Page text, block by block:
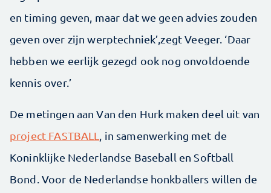
en timing geven, maar dat we geen advies zouden
geven over zijn werptechniek’,zegt Veeger. ‘Daar
hebben we eerlijk gezegd ook nog onvoldoende
kennis over.’
De metingen aan Van den Hurk maken deel uit van
project FASTBALL
, in samenwerking met de
Koninklijke Nederlandse Baseball en Softball
Bond. Voor de Nederlandse honkballers willen de